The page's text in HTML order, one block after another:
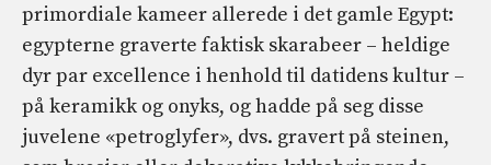
primordiale kameer allerede i det gamle Egypt:
egypterne graverte faktisk skarabeer – heldige
dyr par excellence i henhold til datidens kultur –
på keramikk og onyks, og hadde på seg disse
juvelene «petroglyfer», dvs. gravert på steinen,